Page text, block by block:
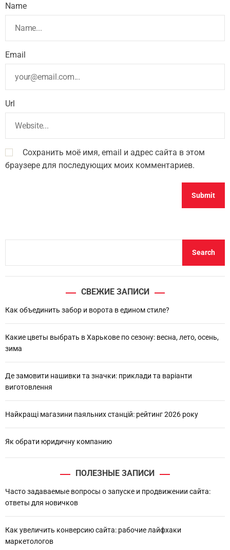
Name
Email
Url
Сохранить моё имя, email и адрес сайта в этом
браузере для последующих моих комментариев.
h
Search
СВЕЖИЕ ЗАПИСИ
Как объединить забор и ворота в едином стиле?
Какие цветы выбрать в Харькове по сезону: весна, лето, осень,
зима
Де замовити нашивки та значки: приклади та варіанти
виготовлення
Найкращі магазини паяльних станцій: рейтинг 2026 року
Як обрати юридичну компанию
ПОЛЕЗНЫЕ ЗАПИСИ
Часто задаваемые вопросы о запуске и продвижении сайта:
ответы для новичков
Как увеличить конверсию сайта: рабочие лайфхаки
маркетологов